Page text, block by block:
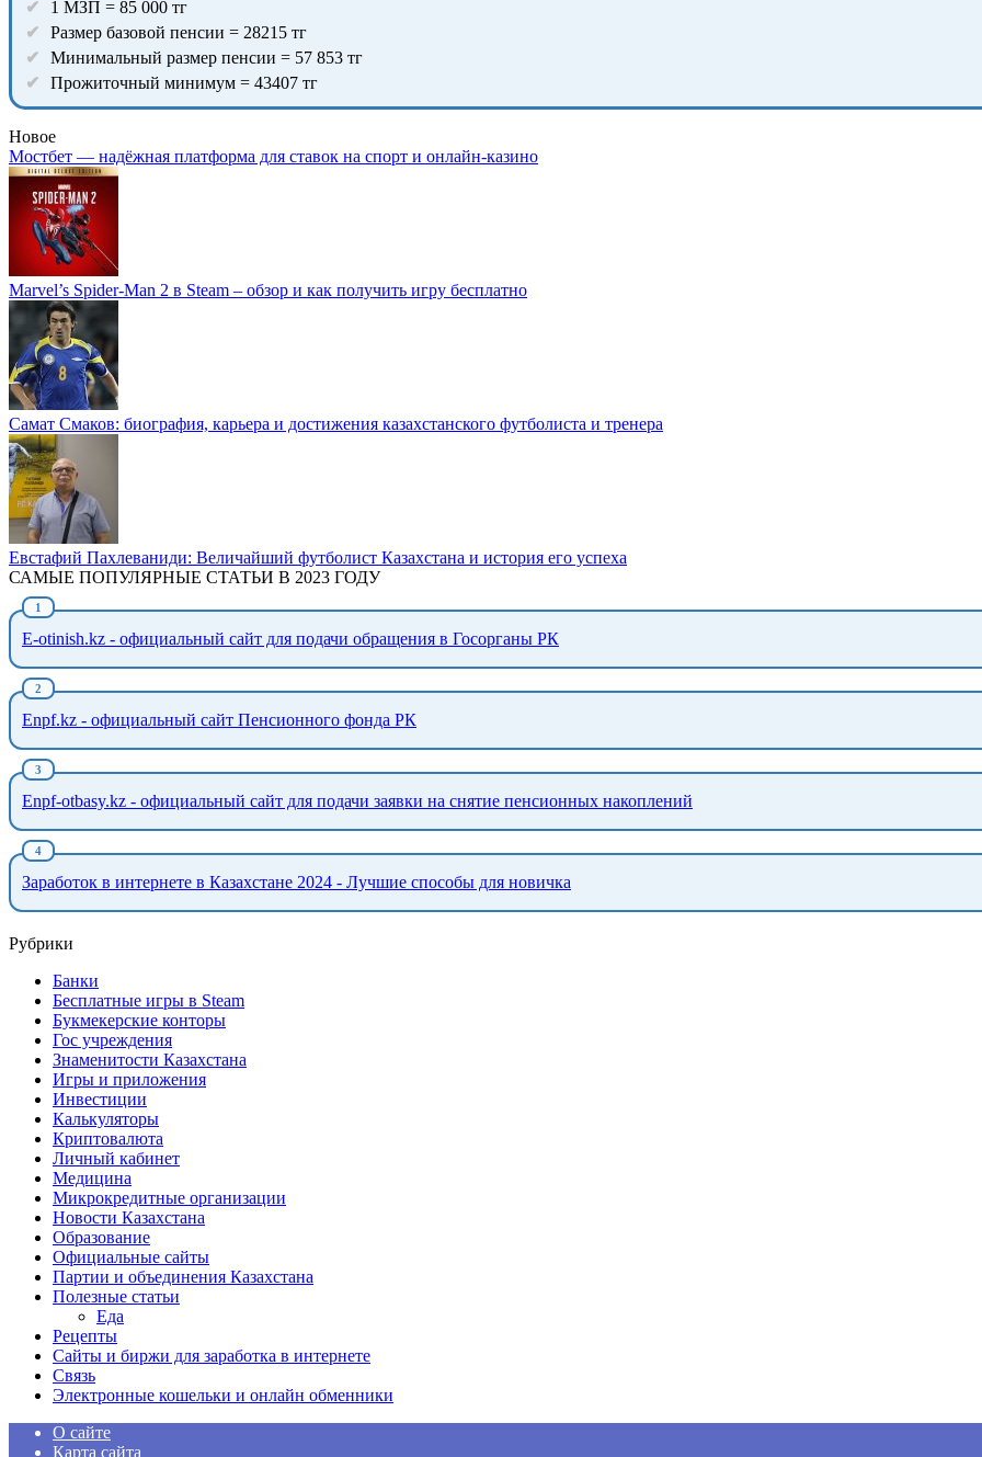
1 МЗП = 85 000 тг
Размер базовой пенсии = 28215 тг
Минимальный размер пенсии = 57 853 тг
Прожиточный минимум = 43407 тг
Новое
Мостбет — надёжная платформа для ставок на спорт и онлайн-казино
Marvel’s Spider-Man 2 в Steam – обзор и как получить игру бесплатно
Самат Смаков: биография, карьера и достижения казахстанского футболиста и тренера
Евстафий Пахлеваниди: Величайший футболист Казахстана и история его успеха
САМЫЕ ПОПУЛЯРНЫЕ СТАТЬИ В 2023 ГОДУ
E-otinish.kz - официальный сайт для подачи обращения в Госорганы РК
Enpf.kz - официальный сайт Пенсионного фонда РК
Enpf-otbasy.kz - официальный сайт для подачи заявки на снятие пенсионных накоплений
Заработок в интернете в Казахстане 2024 - Лучшие способы для новичка
Рубрики
Банки
Бесплатные игры в Steam
Букмекерские конторы
Гос учреждения
Знаменитости Казахстана
Игры и приложения
Инвестиции
Калькуляторы
Криптовалюта
Личный кабинет
Медицина
Микрокредитные организации
Новости Казахстана
Образование
Официальные сайты
Партии и объединения Казахстана
Полезные статьи
Еда
Рецепты
Сайты и биржи для заработка в интернете
Связь
Электронные кошельки и онлайн обменники
О сайте
Карта сайта